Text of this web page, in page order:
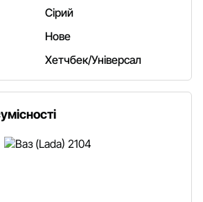
Сірий
Нове
Хетчбек/Універсал